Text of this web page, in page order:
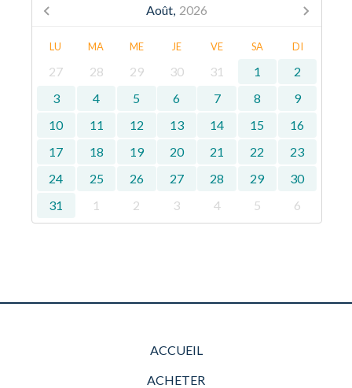
Août, 2026
LU MA ME JE VE SA DI
27 28 29 30 31 1
2
3
4 5 6 7 8
9
10
11 12 13 14 15
16
17
18 19 20 21 22
23
24
25 26 27 28 29
30
31
1 2 3 4 5 6
ACCUEIL
ACHETER